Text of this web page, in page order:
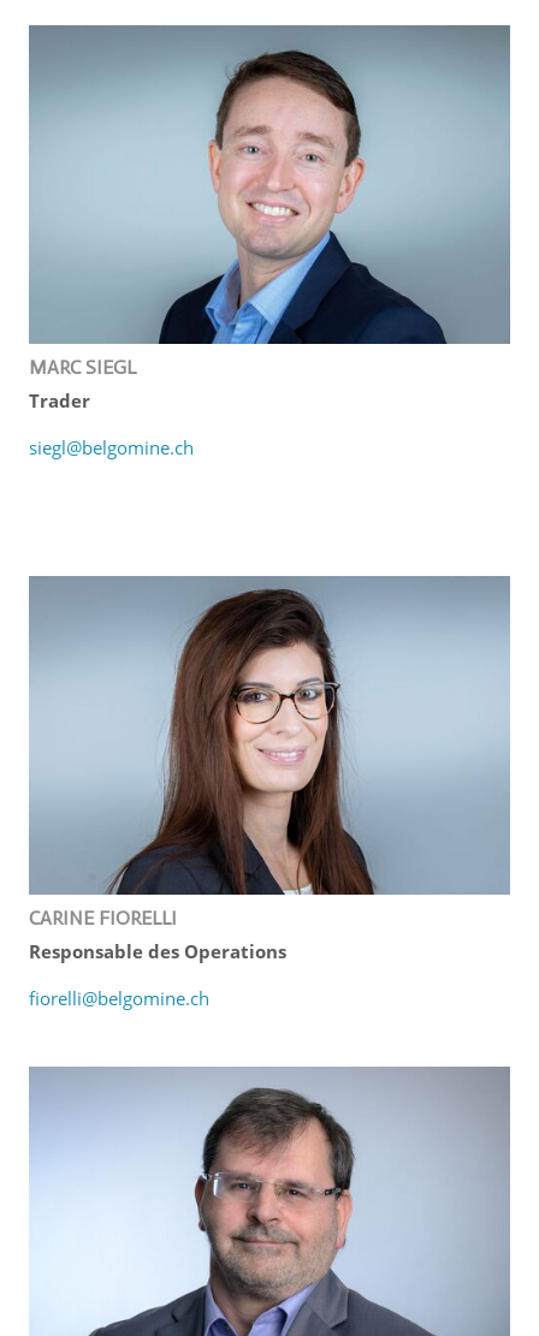
MARC SIEGL
Trader
siegl@belgomine.ch
CARINE FIORELLI
Responsable des Operations
fiorelli@belgomine.ch